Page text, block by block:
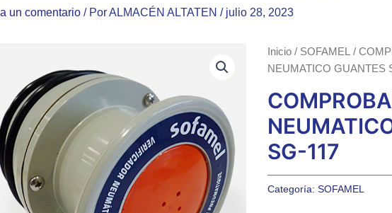
un comentario / PorALMACÉN ALTATEN / julio 28, 2023
Inicio / SOFAMEL /
NEUMATICO GUANTES
SG-117
Categoría:SOFAMEL